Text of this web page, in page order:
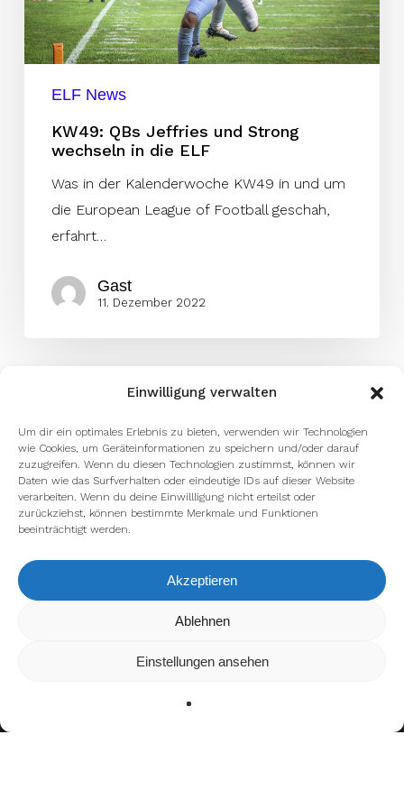
Einwilligung verwalten
Um dir ein optimales Erlebnis zu bieten, verwenden wir Technologien
wie Cookies, um Geräteinformationen zu speichern und/oder darauf
zuzugreifen. Wenn du diesen Technologien zustimmst, können wir
Daten wie das Surfverhalten oder eindeutige IDs auf dieser Website
verarbeiten. Wenn du deine Einwillligung nicht erteilst oder
zurückziehst, können bestimmte Merkmale und Funktionen
beeinträchtigt werden.
Akzeptieren
Ablehnen
Einstellungen ansehen
die
ELF
ELF News
KW49: QBs Jeffries und Strong
wechseln in die ELF
Was in der Kalenderwoche KW49 in und um
die European League of Football geschah,
erfahrt…
Gast
11. Dezember 2022
Wir verwenden Cookies, um dir die bestmögliche Erfahrung auf
kannst du erfahren, welche Cookies wir
verwenden oder sie ausschalten.